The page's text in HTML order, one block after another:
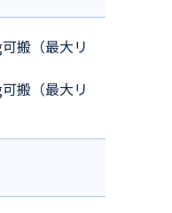
搬（最大リ
搬（最大リ